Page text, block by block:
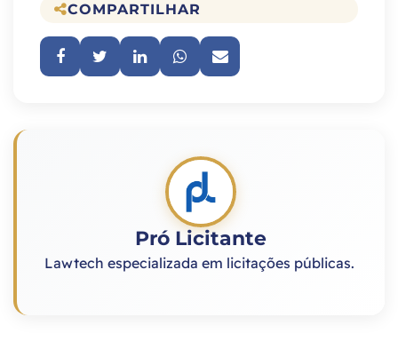
COMPARTILHAR
Pró Licitante
Lawtech especializada em licitações públicas.